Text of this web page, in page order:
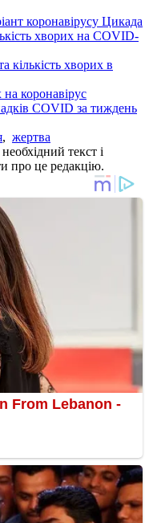
коронавірусу Цикада
хворих на COVID-
кількість хворих в
на коронавірус
COVID за тиждень
, жертва
текст і
про це редакцію.